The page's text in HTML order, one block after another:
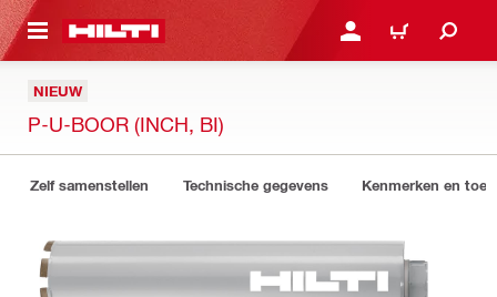
HOOFDINHOUD LOG IN OF REGISTREER
WINKELWAGEN
NIEUW
P-U-BOOR (INCH, BI)
Zelf samenstellen Technische gegevens Kenmerken en